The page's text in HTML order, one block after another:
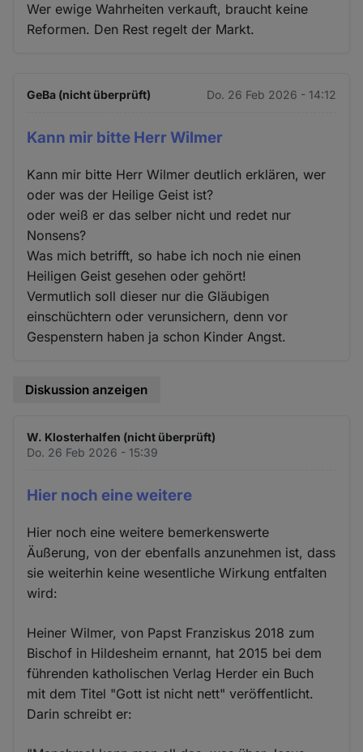
Wer ewige Wahrheiten verkauft, braucht keine
Reformen. Den Rest regelt der Markt.
GeBa (nicht überprüft) Do. 26 Feb 2026 - 14:12
Kann mir bitte Herr Wilmer
Kann mir bitte Herr Wilmer deutlich erklären, wer
oder was der Heilige Geist ist?
oder weiß er das selber nicht und redet nur
Nonsens?
Was mich betrifft, so habe ich noch nie einen
Heiligen Geist gesehen oder gehört!
Vermutlich soll dieser nur die Gläubigen
einschüchtern oder verunsichern, denn vor
Gespenstern haben ja schon Kinder Angst.
Diskussion anzeigen
W. Klosterhalfen (nicht überprüft)
Do. 26 Feb 2026 - 15:39
Hier noch eine weitere
Hier noch eine weitere bemerkenswerte
Äußerung, von der ebenfalls anzunehmen ist, dass
sie weiterhin keine wesentliche Wirkung entfalten
wird:
Heiner Wilmer, von Papst Franziskus 2018 zum
Bischof in Hildesheim ernannt, hat 2015 bei dem
führenden katholischen Verlag Herder ein Buch
mit dem Titel "Gott ist nicht nett" veröffentlicht.
Darin schreibt er: